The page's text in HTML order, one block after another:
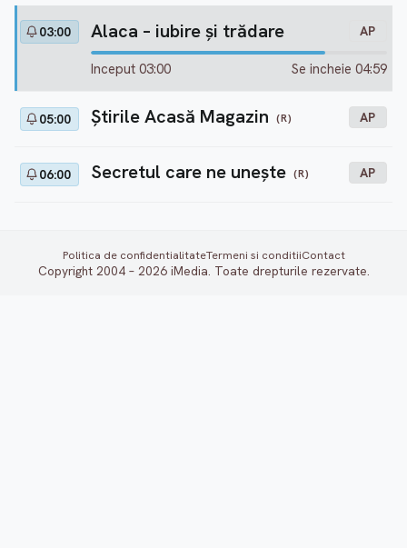
03:00 Alaca – iubire şi trădare AP
Inceput 03:00 Se incheie 04:59
05:00 Ştirile Acasă Magazin (R) AP
06:00 Secretul care ne unește (R) AP
Politica de confidentialitateTermeni si conditiiContact
Copyright 2004 – 2026 iMedia. Toate drepturile rezervate.